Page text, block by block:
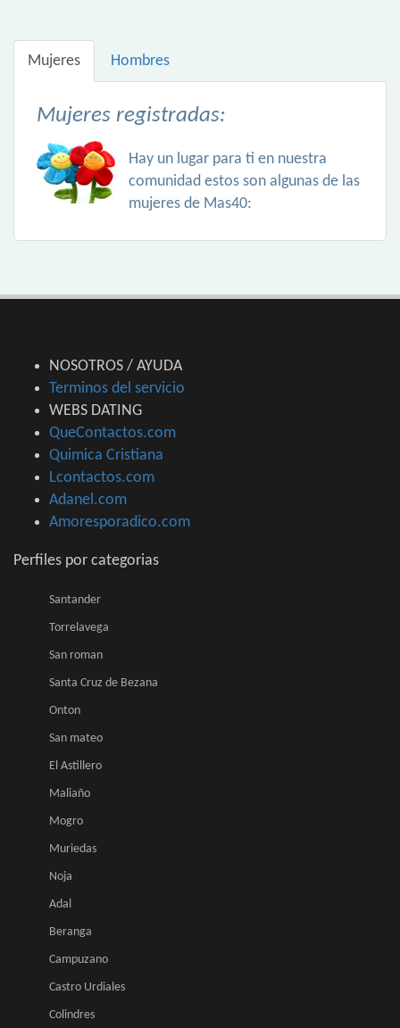
Mujeres Hombres
Mujeres registradas:
Hay un lugar para ti en nuestra
comunidad estos son algunas de las
mujeres de Mas40:
NOSOTROS / AYUDA
Terminos del servicio
WEBS DATING
QueContactos.com
Quimica Cristiana
Lcontactos.com
Adanel.com
Amoresporadico.com
Perfiles por categorias
Santander
Torrelavega
San roman
Santa Cruz de Bezana
Onton
San mateo
El Astillero
Maliaño
Mogro
Muriedas
Noja
Adal
Beranga
Campuzano
Castro Urdiales
Colindres